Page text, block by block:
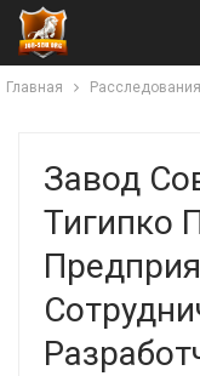
Главная Расследования
Завод
Тигипко